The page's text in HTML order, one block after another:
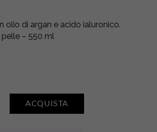
olio di argan e acido ialuronico.
pelle – 550 ml
ACQUISTA